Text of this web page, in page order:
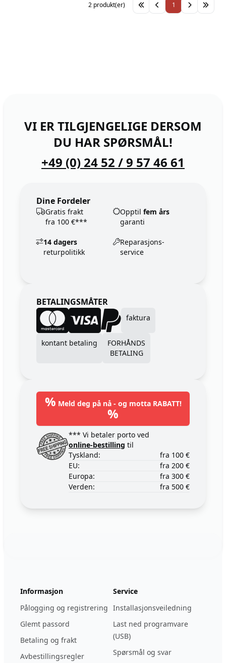
1
2 produkt(er)
VI ER TILGJENGELIGE DERSOM
DU HAR SPØRSMÅL!
+49 (0) 24 52 / 9 57 46 61
Dine Fordeler
Gratis frakt
fra 100 €***
Opptil fem års
garanti
14 dagers
returpolitikk
Reparasjons-
service
BETALINGSMÅTER
faktura
kontant betaling
FORHÅNDS
BETALING
% Meld deg på nå - og motta RABATT!
%
*** Vi betaler porto ved
online-bestilling til
Tyskland:
fra 100 €
EU:
fra 200 €
Europa:
fra 300 €
Verden:
fra 500 €
Informasjon
Pålogging og registrering
Glemt passord
Betaling og frakt
Avbestillingsregler
Service
Installasjonsveiledning
Last ned programvare
(USB)
Spørsmål og svar